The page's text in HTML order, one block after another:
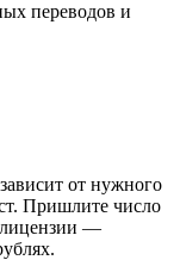
переводов и
от нужного
Пришлите число
лицензии —